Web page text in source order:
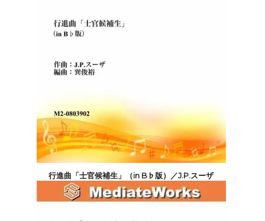
行進曲「士官候補生」（in B♭版）／J.P.スーザ
4,400円(税込)